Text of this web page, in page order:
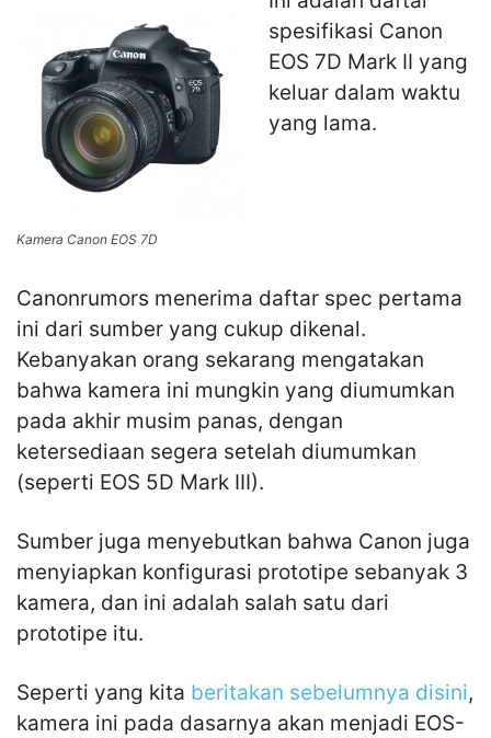
Kamera Canon EOS 7D
spesifikasi Canon
EOS 7D Mark II yang
keluar dalam waktu
yang lama.
Canonrumors menerima daftar spec pertama
ini dari sumber yang cukup dikenal.
Kebanyakan orang sekarang mengatakan
bahwa kamera ini mungkin yang diumumkan
pada akhir musim panas, dengan
ketersediaan segera setelah diumumkan
(seperti EOS 5D Mark III).
Sumber juga menyebutkan bahwa Canon juga
menyiapkan konfigurasi prototipe sebanyak 3
kamera, dan ini adalah salah satu dari
prototipe itu.
Seperti yang kita beritakan sebelumnya disini,
kamera ini pada dasarnya akan menjadi EOS-